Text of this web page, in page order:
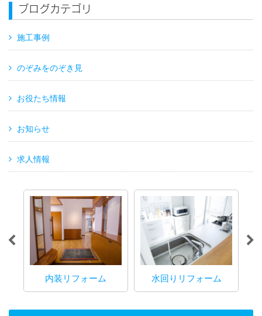
ブログカテゴリ
施工事例
のぞみをのぞき見
お役たち情報
お知らせ
求人情報
内装リフォーム 水回りリフォーム